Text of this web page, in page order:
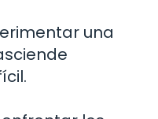
una